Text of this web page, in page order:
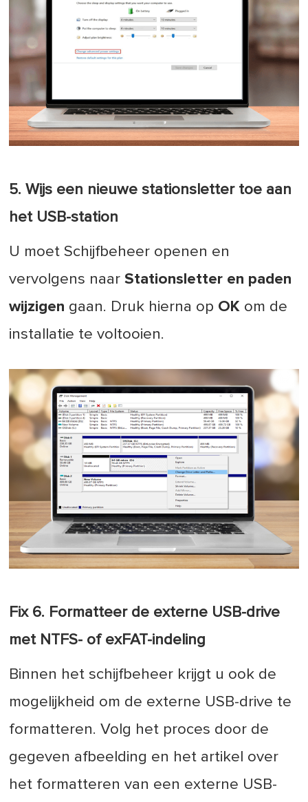
5. Wijs een nieuwe stationsletter toe aan
het USB-station
U moet Schijfbeheer openen en
vervolgens naarStationsletter en paden
wijzigen gaan. Druk hierna op OK om de
installatie te voltooien.
Fix 6. Formatteer de externe USB-drive
met NTFS- of exFAT-indeling
Binnen het schijfbeheer krijgt u ook de
mogelijkheid om de externe USB-drive te
formatteren. Volg het proces door de
gegeven afbeelding en het artikel over
het formatteren van een externe USB-